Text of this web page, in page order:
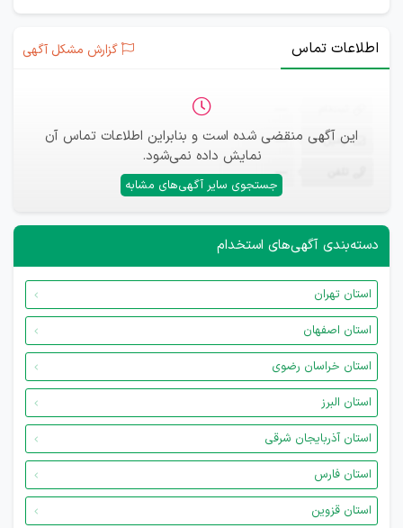
اطلاعات تماس گزارش مشکل آگهی
این آگهی منقضی شده است و بنابراین اطلاعات تماس آن
نمایش داده نمی‌شود.
جستجوی سایر آگهی‌های مشابه
ایمیل —
—
دسته‌بندی آگهی‌های استخدام
استان تهران
استان اصفهان
استان خراسان رضوی
استان البرز
استان آذربایجان شرقی
استان فارس
استان قزوین